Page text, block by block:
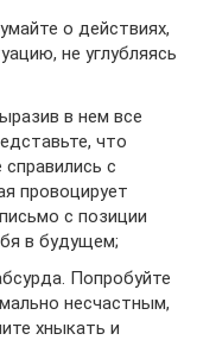
о действиях,
не углубляясь
в нем все
что
с
провоцирует
с позиции
в будущем;
Попробуйте
несчастным,
хныкать и